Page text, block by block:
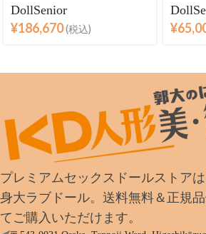
ラブドール良乳
DollSenior
¥186,670(税込) ¥
プレミアムセックスドールストア
身大ラブドール。送料無料＆正規
てご購入いただけます。